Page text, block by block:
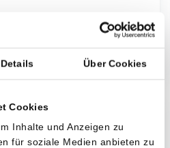
Details Über Cookies
Cookies
Inhalte und Anzeigen zu
für soziale Medien anbieten zu
ich...?
1,50%